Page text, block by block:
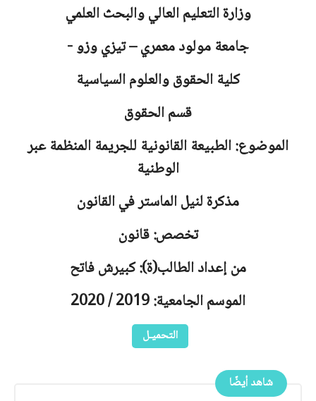
وزارة التعليم العالي والبحث العلمي
جامعةمولود معمري – تيزي وزو -
كلية الحقوق والعلوم السياسية
قسم الحقوق
الموضوع: الطبيعة القانونية للجريمة المنظمة عبر
الوطنية
مذكرة لنيل الماستر في القانون
تخصص: قانون
من إعداد الطالب(ة): كبيرش فاتح
الموسم الجامعية: 2019 / 2020
التحميـل
شاهد أيضًا